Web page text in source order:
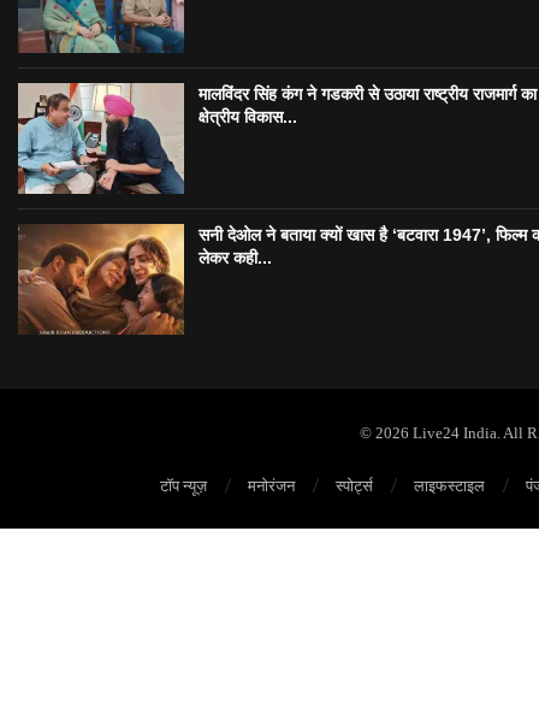
मालविंदर सिंह कंग ने गडकरी से उठाया राष्ट्रीय राजमार्ग का
क्षेत्रीय विकास...
सनी देओल ने बताया क्यों खास है ‘बटवारा 1947’, फिल्म
लेकर कही...
© 2026 Live24 India. All
टॉप न्यूज़ मनोरंजन स्पोर्ट्स लाइफस्टाइल